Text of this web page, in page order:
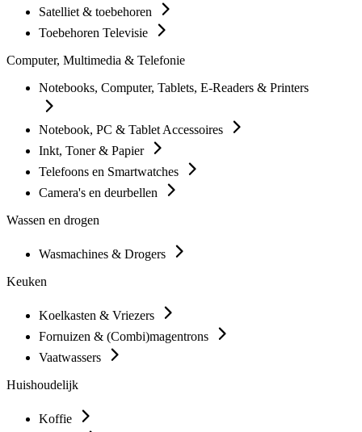
Satelliet & toebehoren
Toebehoren Televisie
Computer, Multimedia & Telefonie
Notebooks, Computer, Tablets, E-Readers & Printers
Notebook, PC & Tablet Accessoires
Inkt, Toner & Papier
Telefoons en Smartwatches
Camera's en deurbellen
Wassen en drogen
Wasmachines & Drogers
Keuken
Koelkasten & Vriezers
Fornuizen & (Combi)magentrons
Vaatwassers
Huishoudelijk
Koffie